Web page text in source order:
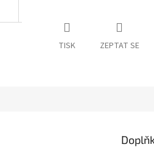
TISK ZEPTAT SE